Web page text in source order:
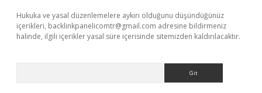
Hukuka ve yasal düzenlemelere aykırı olduğunu düşündüğünüz
içerikleri, backlinkpanelicomtr@gmail.com adresine bildirmeniz
halinde, ilgili içerikler yasal süre içerisinde sitemizden kaldırılacaktır.